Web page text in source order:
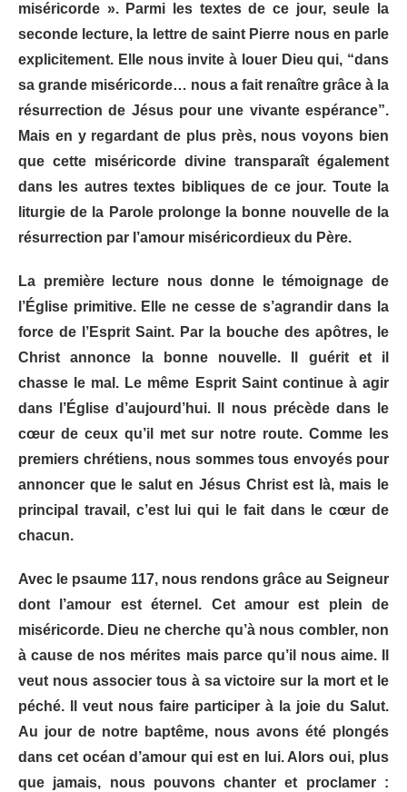
miséricorde ». Parmi les textes de ce jour, seule la
seconde lecture, la lettre de saint Pierre nous en parle
explicitement. Elle nous invite à louer Dieu qui, “dans
sa grande miséricorde… nous a fait renaître grâce à la
résurrection de Jésus pour une vivante espérance”.
Mais en y regardant de plus près, nous voyons bien
que cette miséricorde divine transparaît également
dans les autres textes bibliques de ce jour. Toute la
liturgie de la Parole prolonge la bonne nouvelle de la
résurrection par l’amour miséricordieux du Père.
La première lecture nous donne le témoignage de
l’Église primitive. Elle ne cesse de s’agrandir dans la
force de l’Esprit Saint. Par la bouche des apôtres, le
Christ annonce la bonne nouvelle. Il guérit et il
chasse le mal. Le même Esprit Saint continue à agir
dans l’Église d’aujourd’hui. Il nous précède dans le
cœur de ceux qu’il met sur notre route. Comme les
premiers chrétiens, nous sommes tous envoyés pour
annoncer que le salut en Jésus Christ est là, mais le
principal travail, c’est lui qui le fait dans le cœur de
chacun.
Avec le psaume 117, nous rendons grâce au Seigneur
dont l’amour est éternel. Cet amour est plein de
miséricorde. Dieu ne cherche qu’à nous combler, non
à cause de nos mérites mais parce qu’il nous aime. Il
veut nous associer tous à sa victoire sur la mort et le
péché. Il veut nous faire participer à la joie du Salut.
Au jour de notre baptême, nous avons été plongés
dans cet océan d’amour qui est en lui. Alors oui, plus
que jamais, nous pouvons chanter et proclamer :